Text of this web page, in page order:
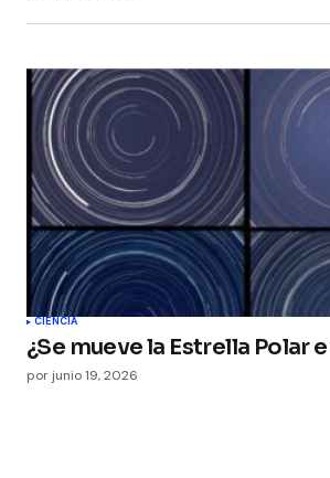
CIENCIA
¿Se mueve la Estrella Polar
por junio 19, 2026